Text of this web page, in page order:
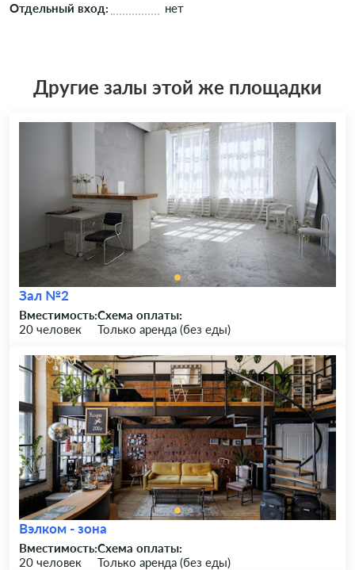
Отдельный вход: нет
Другие залы этой же площадки
Зал №2
Вместимость:
20 человек
Схема оплаты:
Только аренда (без еды)
Вэлком - зона
Вместимость:
20 человек
Схема оплаты:
Только аренда (без еды)